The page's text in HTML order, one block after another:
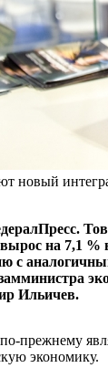
новый
на 7,1 %
с
Ильичев.
прежнему
экономику.